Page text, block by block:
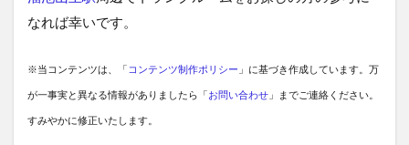
なれば幸いです。
※当コンテンツは、「 コンテンツ制作ポリシー 」に基づき作成しています。万
が一事実と異なる情報がありましたら「お問い合わせ 」までご連絡ください。
すみやかに修正いたします。